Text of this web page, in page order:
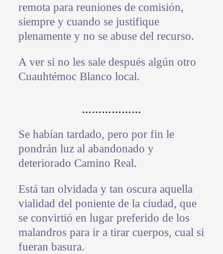
remota para reuniones de comisión,
siempre y cuando se justifique
plenamente y no se abuse del recurso.
A ver si no les sale después algún otro
Cuauhtémoc Blanco local.
………………
Se habían tardado, pero por fin le
pondrán luz al abandonado y
deteriorado Camino Real.
Está tan olvidada y tan oscura aquella
vialidad del poniente de la ciudad, que
se convirtió en lugar preferido de los
malandros para ir a tirar cuerpos, cual si
fueran basura.